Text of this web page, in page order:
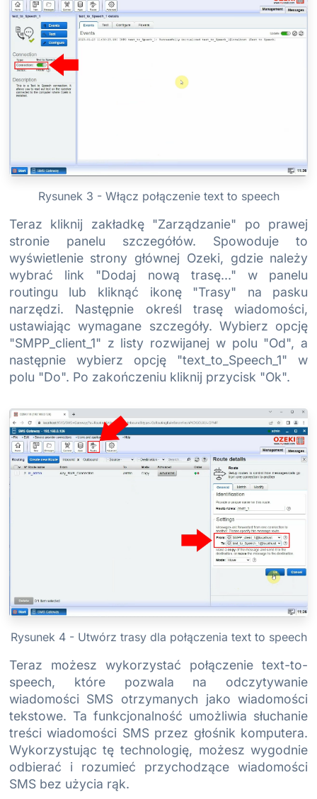
Rysunek 3 - Włącz połączenie text to speech
Teraz kliknij zakładkę "Zarządzanie" po prawej
stronie panelu szczegółów. Spowoduje to
wyświetlenie strony głównej Ozeki, gdzie należy
wybrać link "Dodaj nową trasę..." w panelu
routingu lub kliknąć ikonę "Trasy" na pasku
narzędzi. Następnie określ trasę wiadomości,
ustawiając wymagane szczegóły. Wybierz opcję
"SMPP_client_1" z listy rozwijanej w polu "Od", a
następnie wybierz opcję "text_to_Speech_1" w
polu "Do". Po zakończeniu kliknij przycisk "Ok".
Rysunek 4 - Utwórz trasy dla połączenia text to speech
Teraz możesz wykorzystać połączenie text-to-
speech, które pozwala na odczytywanie
wiadomości SMS otrzymanych jako wiadomości
tekstowe. Ta funkcjonalność umożliwia słuchanie
treści wiadomości SMS przez głośnik komputera.
Wykorzystując tę technologię, możesz wygodnie
odbierać i rozumieć przychodzące wiadomości
SMS bez użycia rąk.